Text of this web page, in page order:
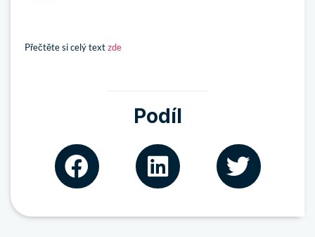
Přečtěte si celý textzde
Podíl